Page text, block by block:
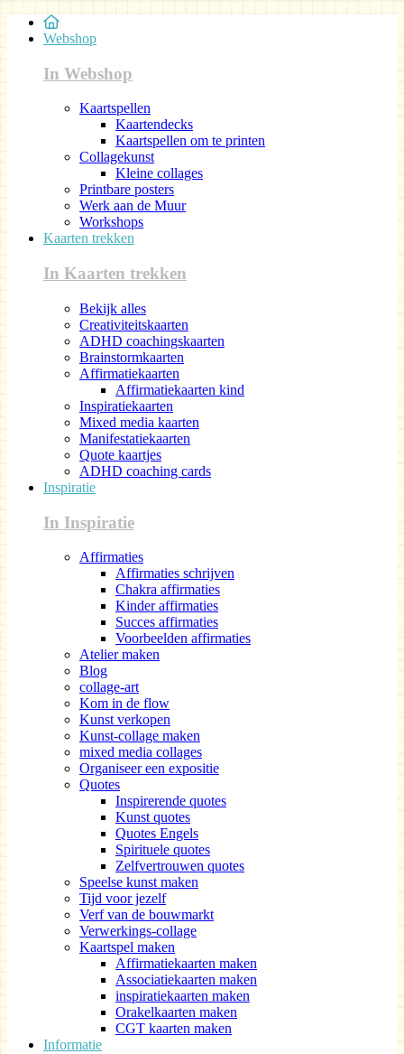
Webshop
In Webshop
Kaartspellen
Kaartendecks
Kaartspellen om te printen
Collagekunst
Kleine collages
Printbare posters
Werk aan de Muur
Workshops
Kaarten trekken
In Kaarten trekken
Bekijk alles
Creativiteitskaarten
ADHD coachingskaarten
Brainstormkaarten
Affirmatiekaarten
Affirmatiekaarten kind
Inspiratiekaarten
Mixed media kaarten
Manifestatiekaarten
Quote kaartjes
ADHD coaching cards
Inspiratie
In Inspiratie
Affirmaties
Affirmaties schrijven
Chakra affirmaties
Kinder affirmaties
Succes affirmaties
Voorbeelden affirmaties
Atelier maken
Blog
collage-art
Kom in de flow
Kunst verkopen
Kunst-collage maken
mixed media collages
Organiseer een expositie
Quotes
Inspirerende quotes
Kunst quotes
Quotes Engels
Spirituele quotes
Zelfvertrouwen quotes
Speelse kunst maken
Tijd voor jezelf
Verf van de bouwmarkt
Verwerkings-collage
Kaartspel maken
Affirmatiekaarten maken
Associatiekaarten maken
inspiratiekaarten maken
Orakelkaarten maken
CGT kaarten maken
Informatie